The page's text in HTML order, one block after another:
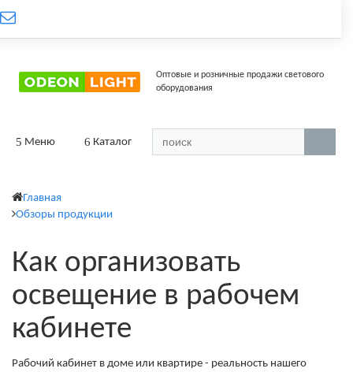
Оптовые и розничные продажи светового
оборудования
Каталог
Меню
Главная
Обзоры продукции
Как организовать
освещение в рабочем
кабинете
Рабочий кабинет в доме или квартире - реальность нашего